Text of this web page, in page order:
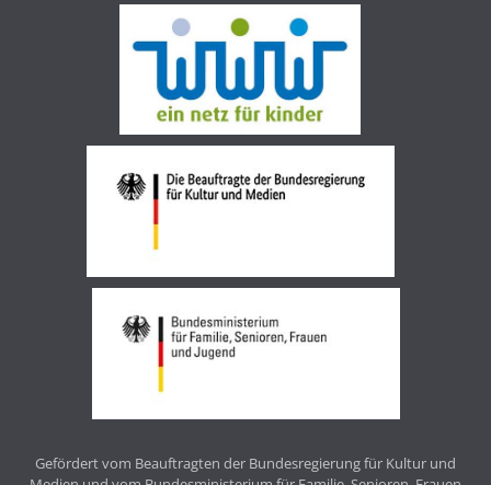
Gefördert vom Beauftragten der Bundesregierung für Kultur und